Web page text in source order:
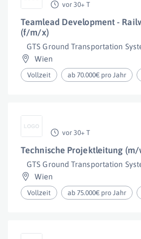
vor 30+ T
Teamlead Development -
(f/m/x)
GTS Ground Transportation
Wien
Vollzeit ab 70.000€ pro Jahr
vor 30+ T
Technische Projektleitung
GTS Ground Transportation
Wien
Vollzeit ab 75.000€ pro Jahr